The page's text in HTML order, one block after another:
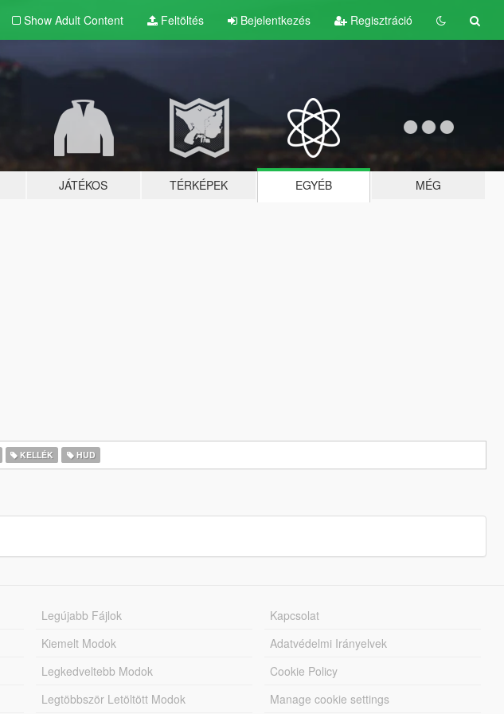
Show Adult Content Feltöltés Bejelentkezés Regisztráció
JÁTÉKOS TÉRKÉPEK EGYÉB MÉG
KELLÉK HUD
Legújabb Fájlok
Kiemelt Modok
Legkedveltebb Modok
Legtöbbször Letöltött Modok
Kapcsolat
Adatvédelmi Irányelvek
Cookie Policy
Manage cookie settings